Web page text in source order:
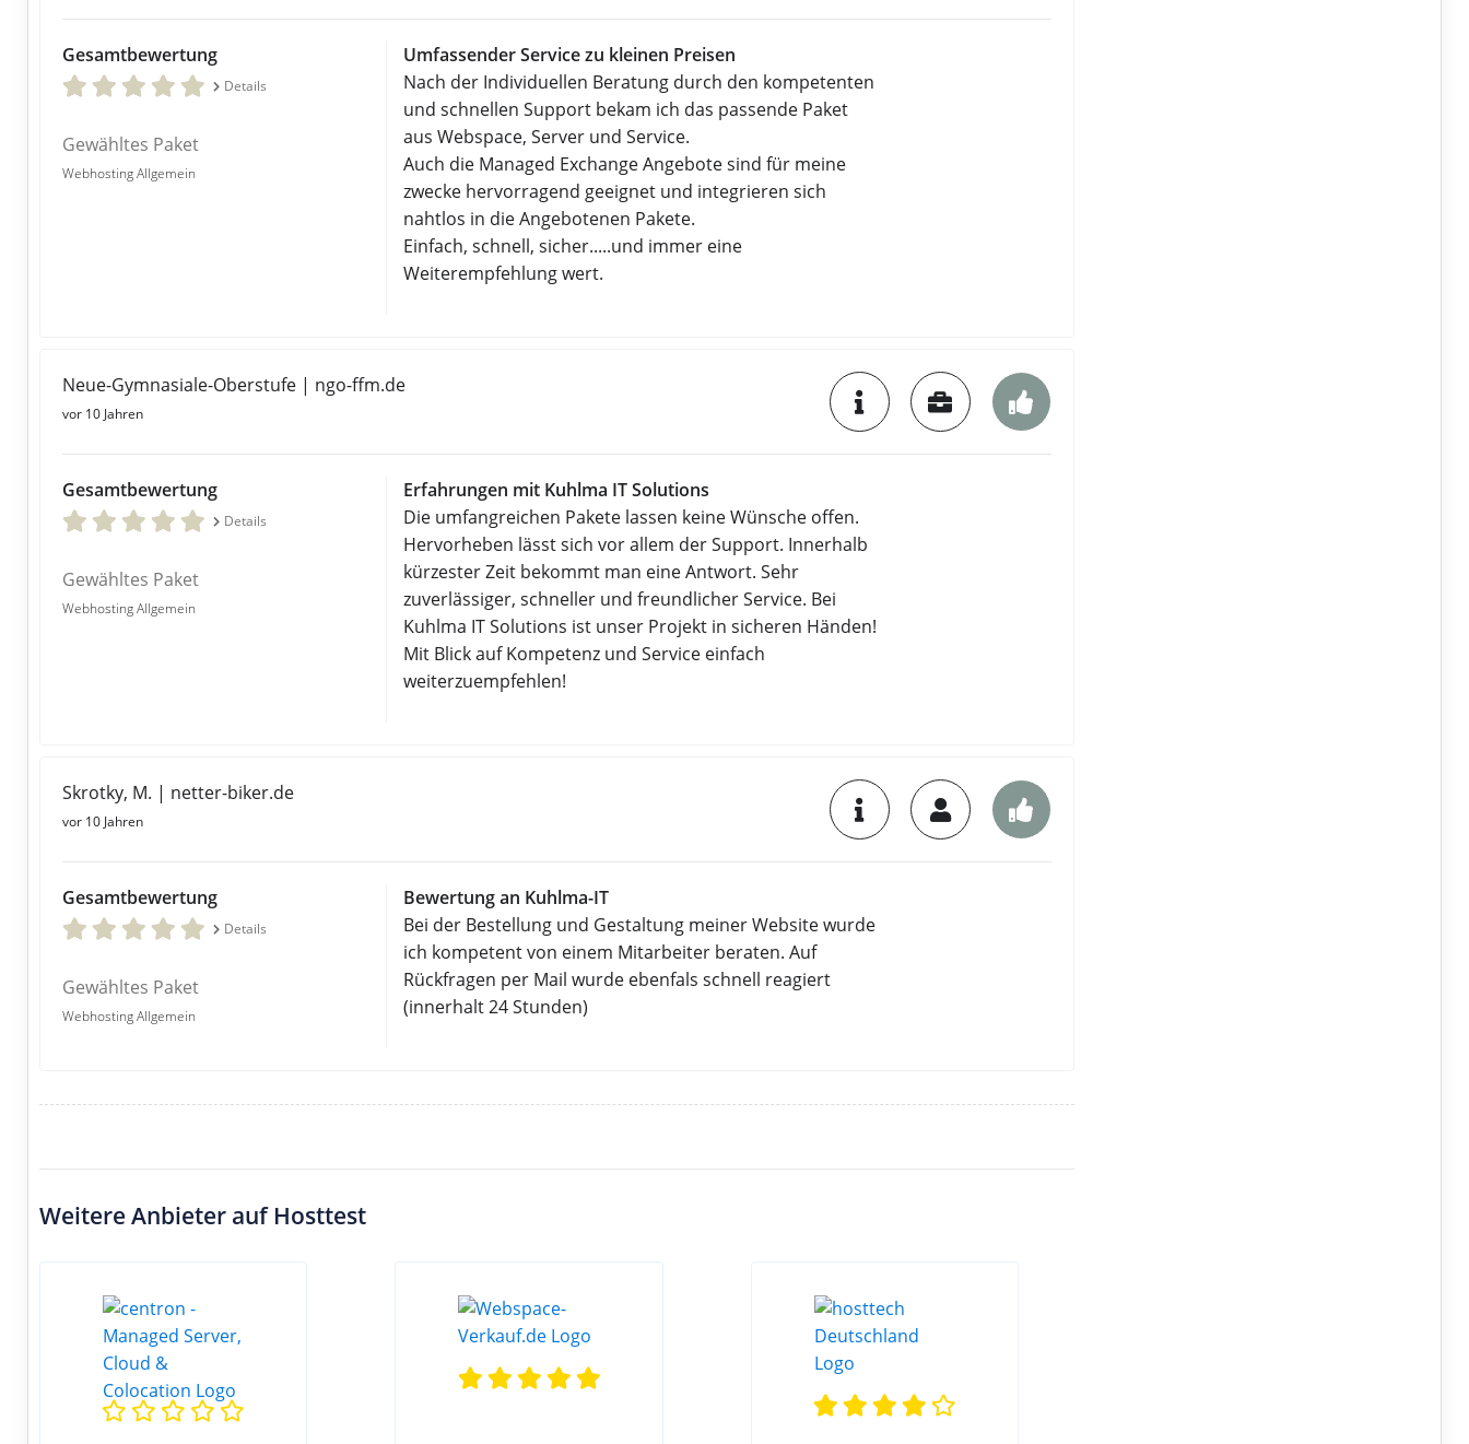
Gesamtbewertung
Details
Gewähltes Paket
Webhosting Allgemein
Umfassender Service zu kleinen Preisen
Nach der Individuellen Beratung durch den kompetenten
und schnellen Support bekam ich das passende Paket
aus Webspace, Server und Service.
Auch die Managed Exchange Angebote sind für meine
zwecke hervorragend geeignet und integrieren sich
nahtlos in die Angebotenen Pakete.
Einfach, schnell, sicher.....und immer eine
Weiterempfehlung wert.
Neue-Gymnasiale-Oberstufe | ngo-ffm.de
vor 10 Jahren
Gesamtbewertung
Details
Gewähltes Paket
Webhosting Allgemein
Erfahrungen mit Kuhlma IT Solutions
Die umfangreichen Pakete lassen keine Wünsche offen.
Hervorheben lässt sich vor allem der Support. Innerhalb
kürzester Zeit bekommt man eine Antwort. Sehr
zuverlässiger, schneller und freundlicher Service. Bei
Kuhlma IT Solutions ist unser Projekt in sicheren Händen!
Mit Blick auf Kompetenz und Service einfach
weiterzuempfehlen!
Skrotky, M. | netter-biker.de
vor 10 Jahren
Gesamtbewertung
Details
Gewähltes Paket
Webhosting Allgemein
Bewertung an Kuhlma-IT
Bei der Bestellung und Gestaltung meiner Website wurde
ich kompetent von einem Mitarbeiter beraten. Auf
Rückfragen per Mail wurde ebenfals schnell reagiert
(innerhalt 24 Stunden)
Weitere Anbieter auf Hosttest